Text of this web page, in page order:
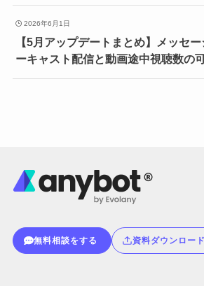
2026年6月1日
【5月アップデートまとめ】メッセ
ーキャスト配信と動画途中視聴数の
無料相談をする 資料ダウンロード